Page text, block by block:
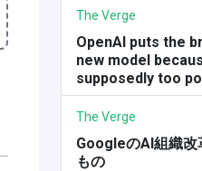
The Verge
OpenAI puts the
new model
supposedly too
The Verge
GoogleのAI組織改
もの